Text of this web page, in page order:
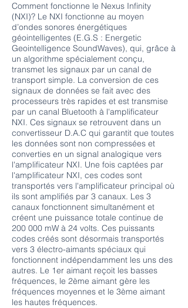
Comment fonctionne le Nexus Infinity
(NXI)? Le NXI fonctionne au moyen
d’ondes sonores énergétiques
géointelligentes (E.G.S : Energetic
Geointelligence SoundWaves), qui, grâce à
un algorithme spécialement conçu,
transmet les signaux par un canal de
transport simple. La conversion de ces
signaux de données se fait avec des
processeurs très rapides et est transmise
par un canal Bluetooth à l'amplificateur
NXI. Ces signaux se retrouvent dans un
convertisseur D.A.C qui garantit que toutes
les données sont non compressées et
converties en un signal analogique vers
l'amplificateur NXI. Une fois captées par
l'amplificateur NXI, ces codes sont
transportés vers l'amplificateur principal où
ils sont amplifiés par 3 canaux. Les 3
canaux fonctionnent simultanément et
créent une puissance totale continue de
200 000 mW à 24 volts. Ces puissants
codes créés sont désormais transportés
vers 3 électro-aimants spéciaux qui
fonctionnent indépendamment les uns des
autres. Le 1er aimant reçoit les basses
fréquences, le 2ème aimant gère les
fréquences moyennes et le 3ème aimant
les hautes fréquences.